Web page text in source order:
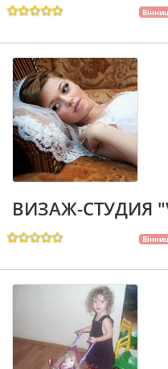
ВИЗАЖ-СТУДИЯ